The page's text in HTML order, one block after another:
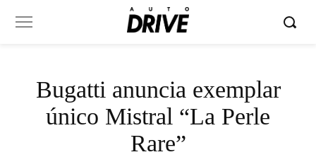
Bugatti anuncia exemplar
único Mistral “La Perle
Rare”